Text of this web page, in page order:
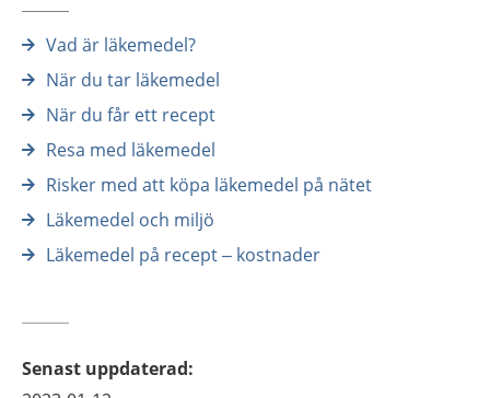
Vad är läkemedel?
När du tar läkemedel
När du får ett recept
Resa med läkemedel
Risker med att köpa läkemedel på nätet
Läkemedel och miljö
Läkemedel på recept – kostnader
Senast uppdaterad: